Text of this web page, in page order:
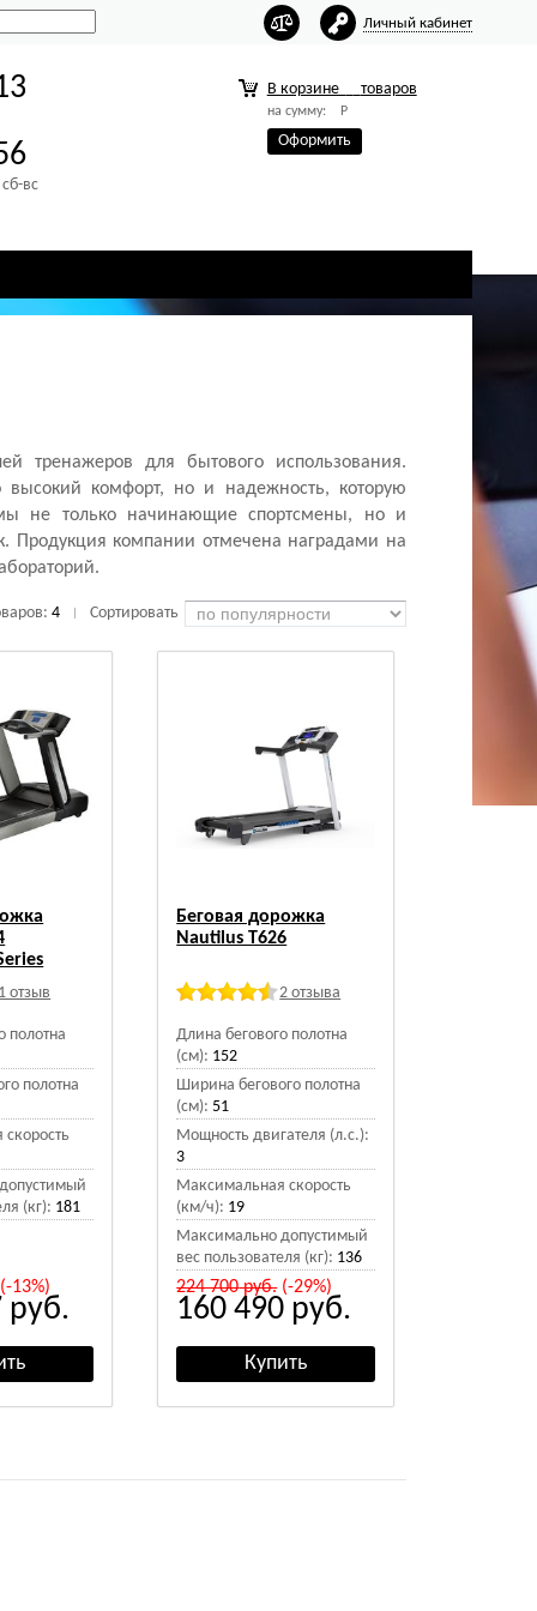
Личный кабинет
вс
В корзине товаров
на сумму: Р
Оформить
тренажеров для бытового использования.
высокий комфорт, но и надежность, которую
не только начинающие спортсмены, но и
Продукция компании отмечена наградами на
4 Сортировать
1 отзыв
полотна
полотна
(кг): 181
13%)
руб.
Беговая дорожка
Nautilus T626
2 отзыва
Длина бегового полотна
(см): 152
Ширина бегового полотна
(см): 51
Мощность двигателя (л.с.):
3
Максимальная скорость
(км/ч): 19
Максимально допустимый
вес пользователя (кг): 136
224 700руб.(-29%)
160 490 руб.